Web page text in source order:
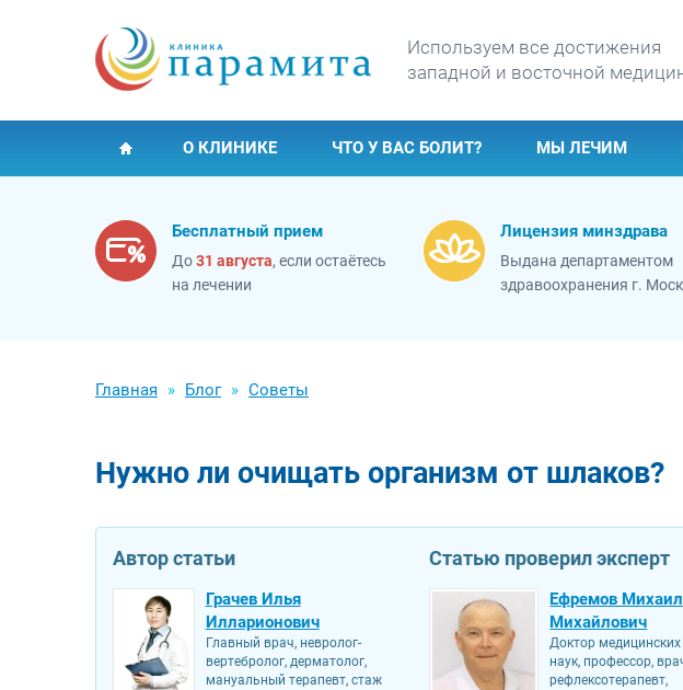
Используем все достижения
западной и восточной
О КЛИНИКЕ ЧТО У ВАС БОЛИТ? МЫ ЛЕЧИМ
Бесплатный прием
До31 августа, если остаётесь
на лечении
Лицензия минздрава
Выдана департаментом
здравоохранения г.
Главная Блог Советы
Нужно ли очищать организм от шлаков?
Автор статьи
Грачев Илья
Илларионович
Главный врач, невролог-
вертебролог, дерматолог,
мануальный терапевт, стаж
Статью проверил эксперт
Ефремов Михаил
Михайлович
Доктор медицинских
наук, профессор,
рефлексотерапевт,